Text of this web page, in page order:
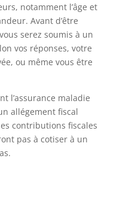
notamment l’âge et
Avant d’être
serez soumis à un
vos réponses, votre
ou même vous être
l’assurance maladie
allégement fiscal
contributions fiscales
pas à cotiser à un